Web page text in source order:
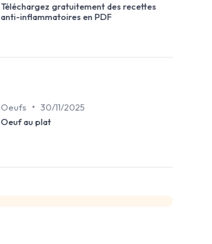
Téléchargez gratuitement des recettes
anti-inflammatoires en PDF
Oeufs • 30/11/2025
Oeuf au plat